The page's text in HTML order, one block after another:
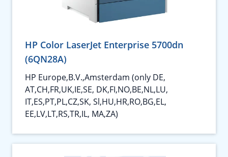
HP Color LaserJet Enterprise 5700dn
(6QN28A)
HP Europe,B.V.,Amsterdam (only DE,
AT,CH,FR,UK,IE,SE, DK,FI,NO,BE,NL,LU,
IT,ES,PT,PL,CZ,SK, Sl,HU,HR,RO,BG,EL,
EE,LV,LT,RS,TR,IL, MA,ZA)